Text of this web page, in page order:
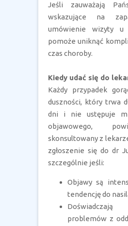
Jeśli zauważają
wskazujące na
umówienie wizyty u
pomoże uniknąć
czas choroby.
Kiedy udać się do
Każdy przypadek
duszności, który trwa
dni i nie ustępuje
objawowego,
skonsultowany z
zgłoszenie się do dr
szczególnie jeśli:
Objawy są
tendencję do
problemów z